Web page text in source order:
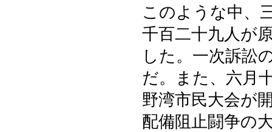
このような中、
千百二十九人が
した。一次訴訟
だ。また、六月
野湾市民大会が
配備阻止闘争の